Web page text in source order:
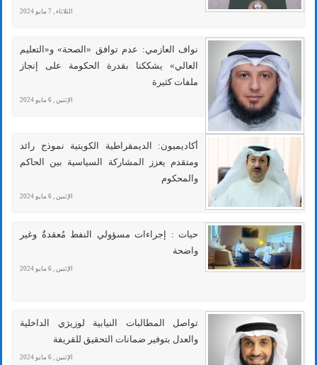
الثلاثاء , 7 مايو 2024
نواف العازمي: عدم توافق «الصحة» و«التعليم
العالي» يشككنا بقدرة الحكومة على إنجاز
ملفات كثيرة
الإثنين , 6 مايو 2024
أكاديميون: الديمقراطية الكويتية نموذج رائد
ومتقدم يعزز المشاركة السياسية بين الحاكم
والمحكوم
الإثنين , 6 مايو 2024
حيات : إجراءات مسؤولي النفط مُعقدةُ وغير
واضحة
الإثنين , 6 مايو 2024
تواصل المطالبات النيابية لوزيرَي الداخلية
والعدل بتوفير ضمانات التحقيق للقريفة
الإثنين , 6 مايو 2024